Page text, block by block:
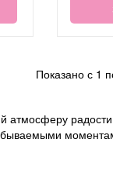
Показано с 1